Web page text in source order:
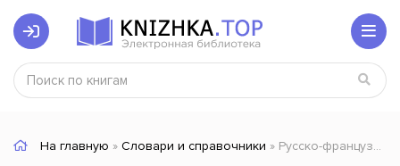
На главную » Словари и справочники » Русско-французский словарь (с транскрипцией)